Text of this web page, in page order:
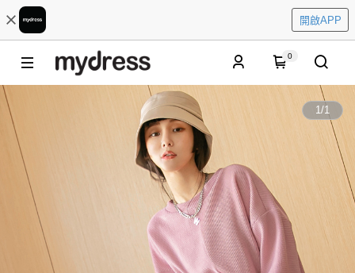
開啟APP
0
1/1